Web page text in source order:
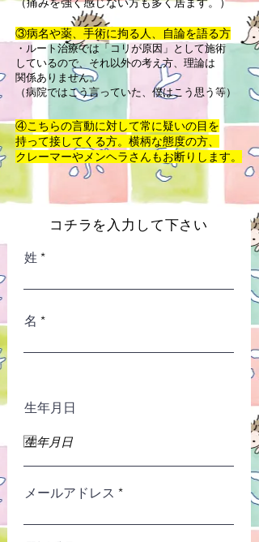
③病名や薬、手術に拘る人、自論を語る方
・ルート治療では「コリが原因」として施術
しているので、それ以外の考え方、理論は
関係ありません。
​（病院ではこう言っていた、僕はこう思う等）
④こちらの言動に対して常に疑いの目を
持って接してくる方。横柄な態度の方、
クレーマーやメンヘラさんもお断りします。
​コチラを入力して下さい
姓
名
生年月日
メールアドレス